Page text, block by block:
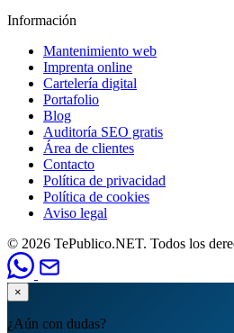
Información
Mantenimiento web
Imprenta online
Cartelería digital
Portafolio
Blog
Auditoría SEO gratis
Área de clientes
Contacto
Política de privacidad
Política de cookies
Aviso legal
© 2026 TePublico.NET. Todos los
×
¿Aún con dudas?